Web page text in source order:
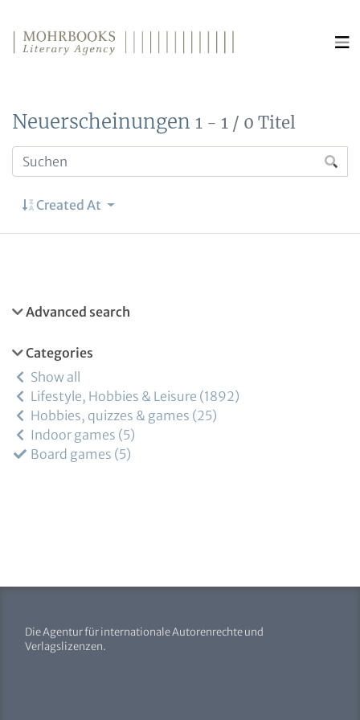
Neuerscheinungen 1 - 1 / 0 Titel
Created At
Advanced search
Categories
Show all
Lifestyle, Hobbies & Leisure 1892
Hobbies, quizzes & games 25
Indoor games 5
Board games 5
Die Agentur für internationale Autorenrechte und
Verlagslizenzen.